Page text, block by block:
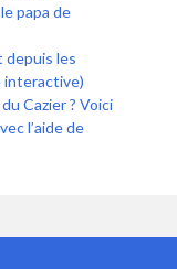
papa de
depuis les
interactive)
Cazier ? Voici
l’aide de